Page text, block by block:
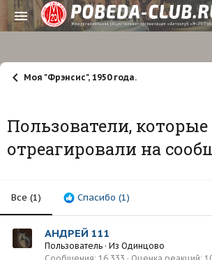
Моя "Фрэнсис", 1950 года.
Пользователи, которые
отреагировали на
Все (1) Спасибо (1)
АНДРЕЙ 111
Пользователь · Из Одинцово